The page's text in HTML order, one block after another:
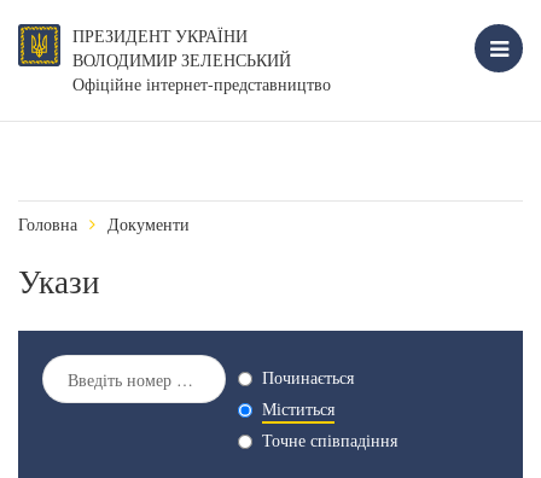
ПРЕЗИДЕНТ УКРАЇНИ
ВОЛОДИМИР ЗЕЛЕНСЬКИЙ
Офіційне інтернет-представництво
Головна Документи
Укази
Починається
Міститься
Точне співпадіння